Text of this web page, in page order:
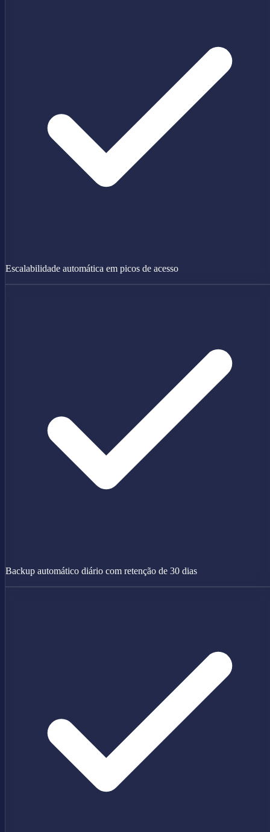
Escalabilidade automática em picos de acesso
Backup automático diário com retenção de 30 dias